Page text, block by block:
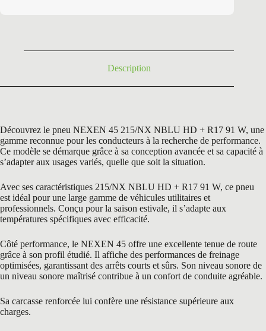
Description
Découvrez le pneu NEXEN 45 215/NX NBLU HD + R17 91 W, une
gamme reconnue pour les conducteurs à la recherche de performance.
Ce modèle se démarque grâce à sa conception avancée et sa capacité à
s’adapter aux usages variés, quelle que soit la situation.
Avec ses caractéristiques 215/NX NBLU HD + R17 91 W, ce pneu
est idéal pour une large gamme de véhicules utilitaires et
professionnels. Conçu pour la saison estivale, il s’adapte aux
températures spécifiques avec efficacité.
Côté performance, le NEXEN 45 offre une excellente tenue de route
grâce à son profil étudié. Il affiche des performances de freinage
optimisées, garantissant des arrêts courts et sûrs. Son niveau sonore de
un niveau sonore maîtrisé contribue à un confort de conduite agréable.
Sa carcasse renforcée lui confère une résistance supérieure aux
charges.